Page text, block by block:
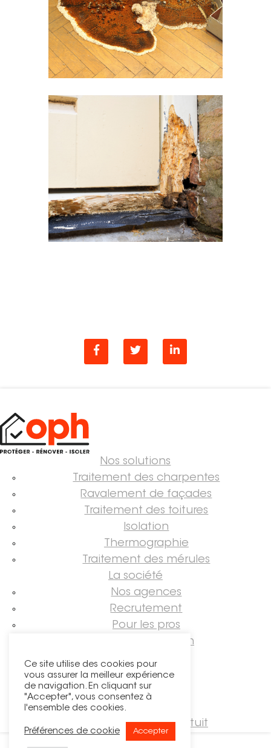
Nos solutions
Traitement des charpentes
Ravalement de façades
Traitement des toitures
Isolation
Thermographie
Traitement des mérules
La société
Nos agences
Recrutement
Pour les pros
Guide rénovation
Suivez-nous !
Demander un devis gratuit
Ce site utilise des cookies pour
vous assurer la meilleur expérience
de navigation. En cliquant sur
"Accepter", vous consentez à
l'ensemble des cookies.
Préférences de cookie Accepter